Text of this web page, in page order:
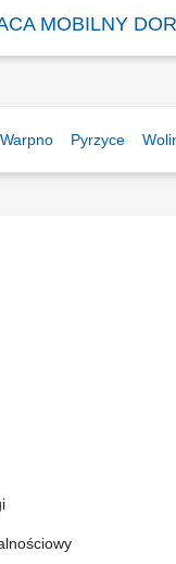
MOBILNY
Pyrzyce